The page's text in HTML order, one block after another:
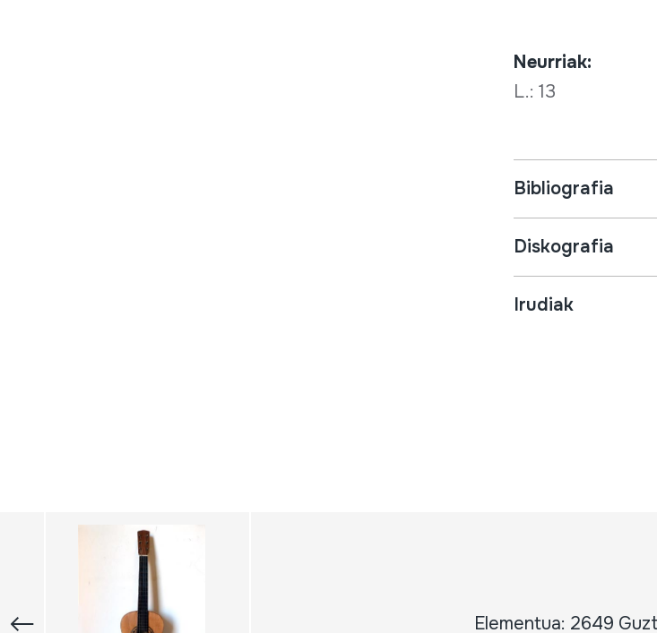
Neurriak:
L.: 13
Bibliografia
Diskografia
Irudiak
Elementua: 2649